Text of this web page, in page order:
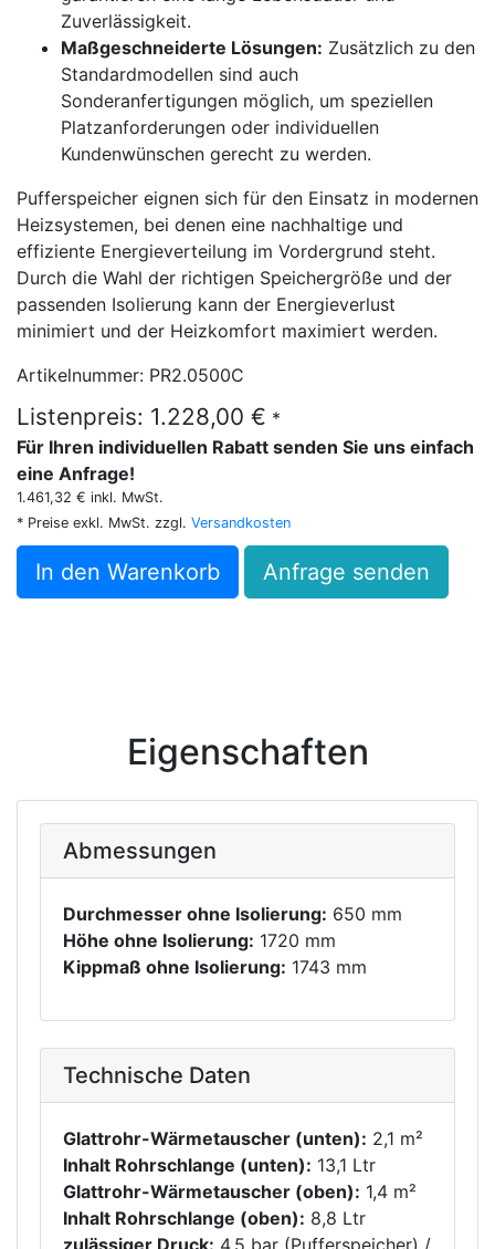
Zuverlässigkeit.
Maßgeschneiderte Lösungen: Zusätzlich zu den
Standardmodellen sind auch
Sonderanfertigungen möglich, um speziellen
Platzanforderungen oder individuellen
Kundenwünschen gerecht zu werden.
Pufferspeicher eignen sich für den Einsatz in modernen
Heizsystemen, bei denen eine nachhaltige und
effiziente Energieverteilung im Vordergrund steht.
Durch die Wahl der richtigen Speichergröße und der
passenden Isolierung kann der Energieverlust
minimiert und der Heizkomfort maximiert werden.
Artikelnummer: PR2.0500C
Listenpreis: 1.228,00 € *
Für Ihren individuellen Rabatt senden Sie uns einfach
eine Anfrage!
1.461,32 € inkl. MwSt.
* Preise exkl. MwSt. zzgl. Versandkosten
In den Warenkorb Anfrage senden
Eigenschaften
Abmessungen
Durchmesser ohne Isolierung: 650 mm
Höhe ohne Isolierung: 1720 mm
Kippmaß ohne Isolierung: 1743 mm
Technische Daten
Glattrohr-Wärmetauscher (unten): 2,1 m²
Inhalt Rohrschlange (unten): 13,1 Ltr
Glattrohr-Wärmetauscher (oben): 1,4 m²
Inhalt Rohrschlange (oben): 8,8 Ltr
zulässiger Druck: 4,5 bar (Pufferspeicher) /